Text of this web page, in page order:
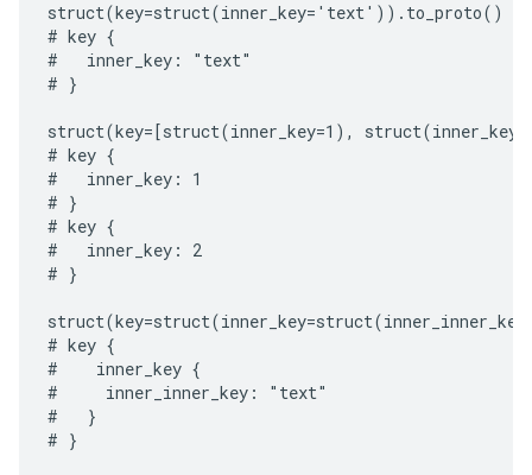
struct(key=struct(inner_key='text')).to_proto()
# key {
#   inner_key: "text"
# }
struct(key=[struct(inner_key=1),
# key {
#   inner_key: 1
# }
# key {
#   inner_key: 2
# }
# key {
#    inner_key {
#     inner_inner_key: "text"
#   }
# }